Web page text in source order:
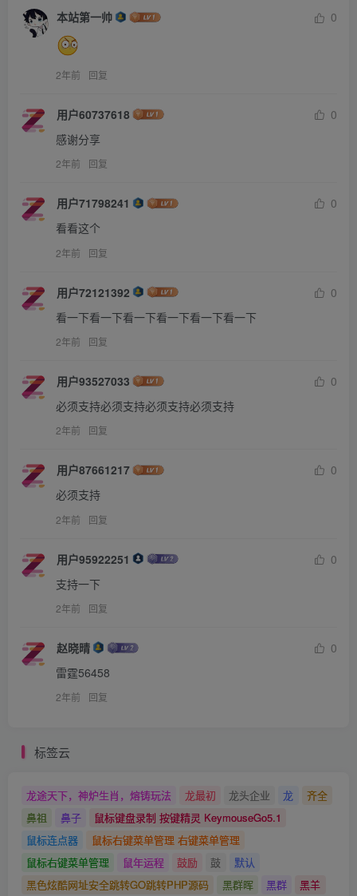
本站第一帅 0
2年前 回复
用户60737618
0
感谢分享
2年前 回复
用户71798241
0
看看这个
2年前 回复
用户72121392
0
看一下看一下看一下看一下看一下看一下
2年前 回复
用户93527033
0
必须支持必须支持必须支持必须支持
2年前 回复
用户87661217
0
必须支持
2年前 回复
用户95922251
0
支持一下
2年前 回复
赵晓晴
0
雷霆56458
2年前 回复
标签云
龙途天下，神炉生肖，熔铸玩法 龙最初 龙头企业 龙
齐全
鼻祖
鼻子
鼠标键盘录制 按键精灵 KeymouseGo5.1
鼠标连点器
鼠标右键菜单管理 右键菜单管理
鼠标右键菜单管理
鼠年运程 鼓励 鼓
默认
黑色炫酷网址安全跳转GO跳转PHP源码
黑群晖 黑群 黑羊